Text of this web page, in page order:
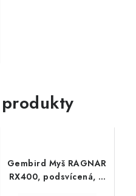
Gembird Myš RAGNAR
RX400, podsvícená, 6